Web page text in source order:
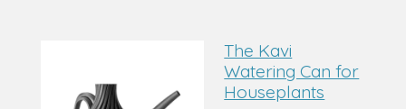
The Kavi
Watering Can for
Houseplants